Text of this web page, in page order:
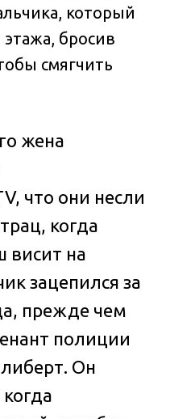
который
этажа, бросив
смягчить
жена
что они несли
когда
висит на
зацепился за
прежде чем
полиции
Он